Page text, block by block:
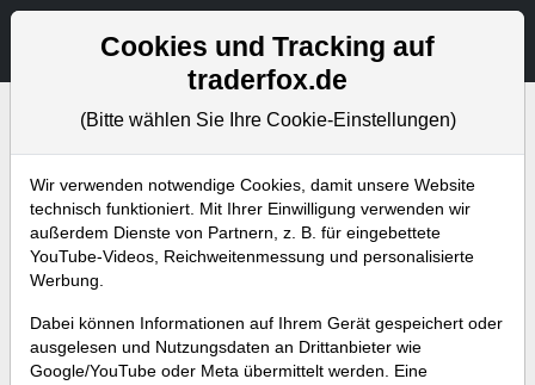
Aktien- und Artikelsuche
Bevorstehende Webinare Alle Aufzeichnungen
Cookies und Tracking auf
traderfox.de
(Bitte wählen Sie Ihre Cookie-Einstellungen)
Wir verwenden notwendige Cookies, damit unsere Website
technisch funktioniert. Mit Ihrer Einwilligung verwenden wir
außerdem Dienste von Partnern, z. B. für eingebettete
YouTube-Videos, Reichweitenmessung und personalisierte
Werbung.
Dabei können Informationen auf Ihrem Gerät gespeichert oder
ausgelesen und Nutzungsdaten an Drittanbieter wie
Google/YouTube oder Meta übermittelt werden. Eine